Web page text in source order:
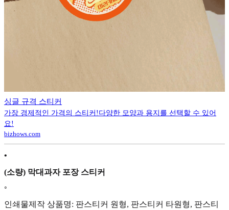
싱글 규격 스티커
가장 경제적인 가격의 스티커!다양한 모양과 용지를 선택할 수 있어
요!
bizhows.com
•
(소량) 막대과자 포장 스티커
◦
인쇄물제작 상품명: 판스티커 원형, 판스티커 타원형, 판스티